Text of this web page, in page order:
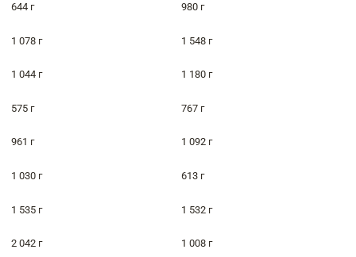
644 г 980 г
1 078 г 1 548 г
1 044 г 1 180 г
575 г 767 г
961 г 1 092 г
1 030 г 613 г
1 535 г 1 532 г
2 042 г 1 008 г